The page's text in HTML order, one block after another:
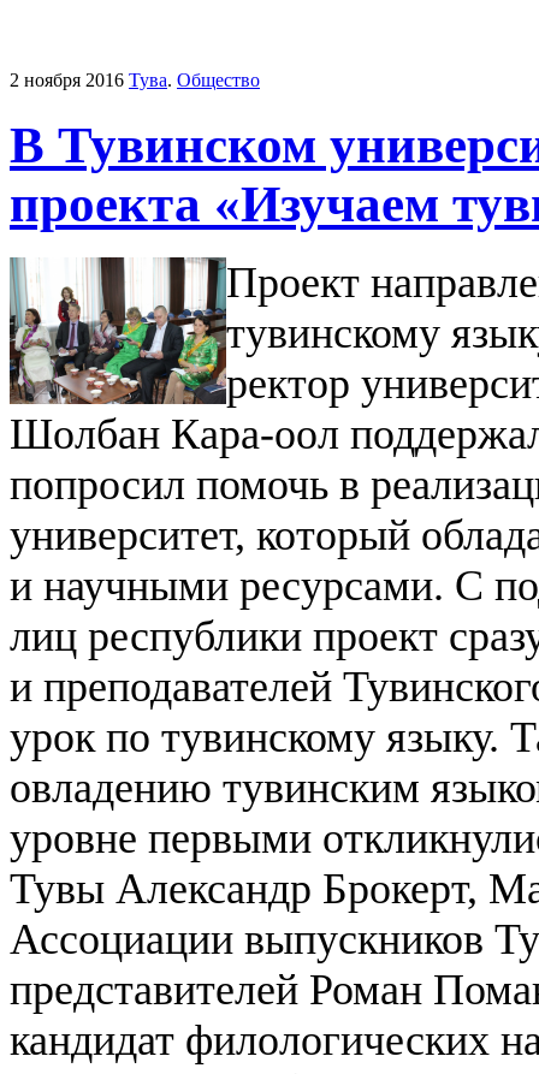
2 ноября 2016 Тува. Общество
В Тувинском
проекта «Изучаем
Проект
тувинскому
ректор
Шолбан Кара-оол
попросил помочь в
университет, который
и научными ресурсами. С
лиц республики проект
и преподавателей
урок по тувинскому языку.
овладению тувинским
уровне первыми
Тувы Александр Брокерт,
Ассоциации выпускников
представителей Роман
кандидат филологических